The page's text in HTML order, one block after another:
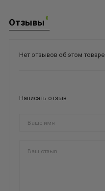
Отзывы 0
Нет отзывов об этом товаре.
Написать отзыв